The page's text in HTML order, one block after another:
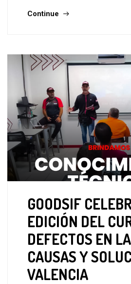
Continue
GOODSIF
EDICIÓN DEL
DEFECTOS EN
CAUSAS Y
VALENCIA